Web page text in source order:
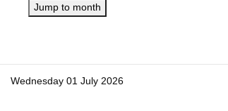
Jump to month
Wednesday 01 July 2026